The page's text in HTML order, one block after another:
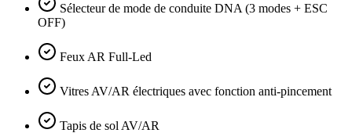
Sélecteur de mode de conduite DNA (3 modes + ESC
OFF)
Feux AR Full-Led
Vitres AV/AR électriques avec fonction anti-pincement
Tapis de sol AV/AR